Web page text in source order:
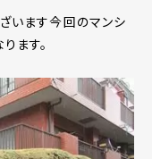
います今回のマンシ
ます。